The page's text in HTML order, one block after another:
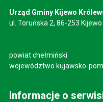
Urząd Gminy Kijewo
ul. Toruńska 2, 86-253
powiat chełmiński
województwo kujawsko-
Informacje o